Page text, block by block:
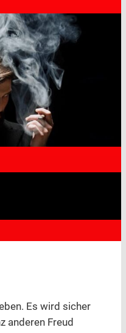
Es wird sicher
anderen Freud